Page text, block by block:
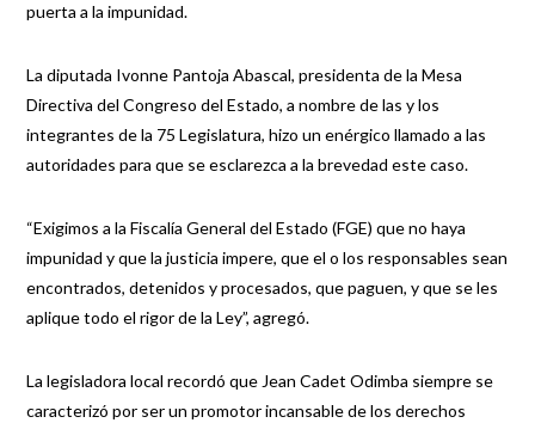
puerta a la impunidad.
La diputada Ivonne Pantoja Abascal, presidenta de la Mesa
Directiva del Congreso del Estado, a nombre de las y los
integrantes de la 75 Legislatura, hizo un enérgico llamado a las
autoridades para que se esclarezca a la brevedad este caso.
“Exigimos a la Fiscalía General del Estado (FGE) que no haya
impunidad y que la justicia impere, que el o los responsables sean
encontrados, detenidos y procesados, que paguen, y que se les
aplique todo el rigor de la Ley”, agregó.
La legisladora local recordó que Jean Cadet Odimba siempre se
caracterizó por ser un promotor incansable de los derechos